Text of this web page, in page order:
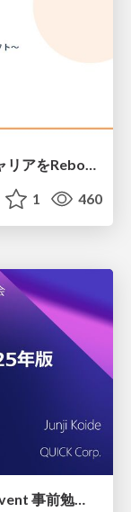
1 460
ラスベガスの歩き方 2025年版（re:Invent 事前勉強会）